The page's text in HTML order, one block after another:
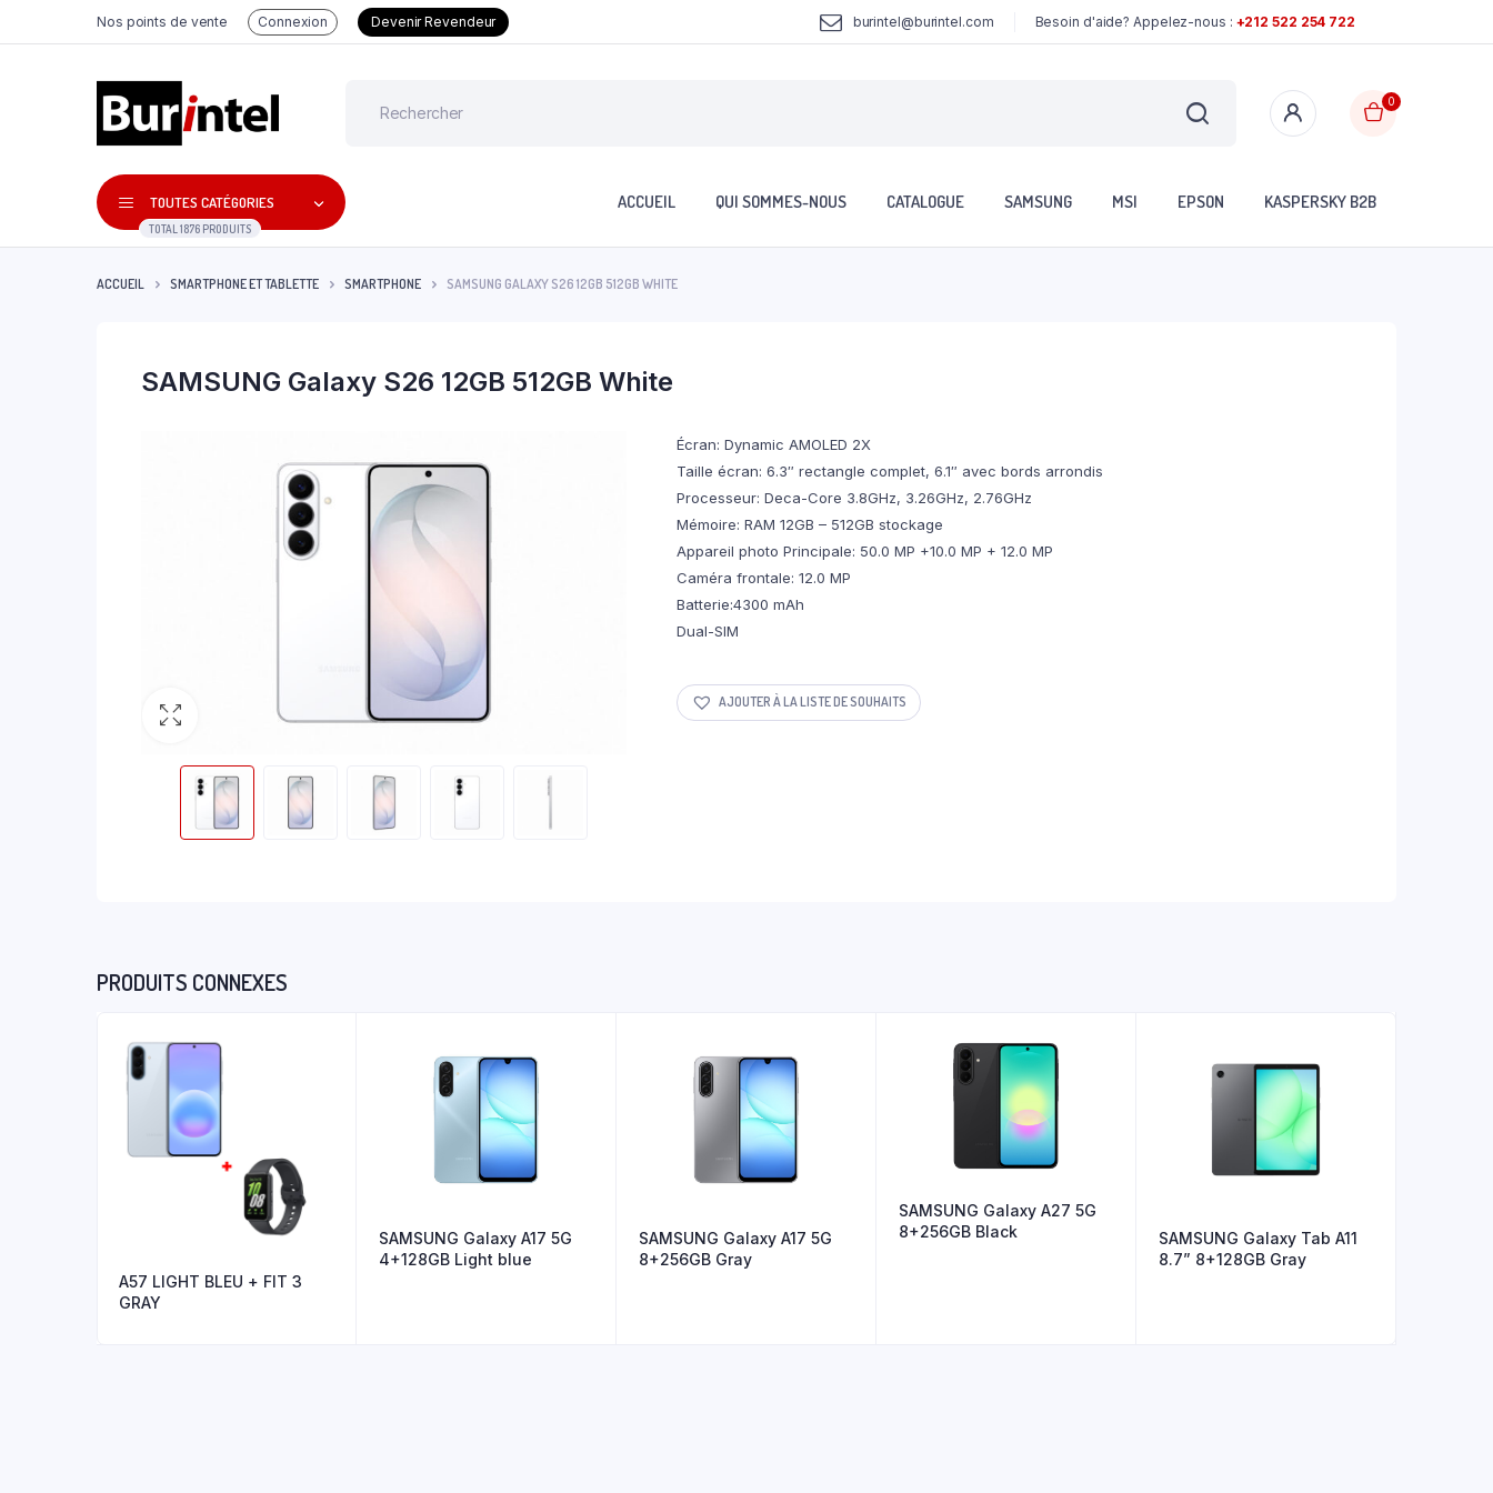
Nos points de vente Connexion Devenir Revendeur burintel@burintel.com Besoin d'aide? Appelez-nous : +212 522 254 722
0
TOUTES CATÉGORIES
TOTAL 1876 PRODUITS
ACCUEIL QUI SOMMES-NOUS CATALOGUE SAMSUNG MSI EPSON KASPERSKY B2B
ACCUEIL SMARTPHONE ET TABLETTE SMARTPHONE SAMSUNG GALAXY S26 12GB 512GB WHITE
SAMSUNG Galaxy S26 12GB 512GB White
Écran: Dynamic AMOLED 2X
Taille écran: 6.3″ rectangle complet, 6.1″ avec bords arrondis
Processeur: Deca-Core 3.8GHz, 3.26GHz, 2.76GHz
Mémoire: RAM 12GB – 512GB stockage
Appareil photo Principale: 50.0 MP +10.0 MP + 12.0 MP
Caméra frontale: 12.0 MP
Batterie:4300 mAh
Dual-SIM
AJOUTER À LA LISTE DE SOUHAITS
PRODUITS CONNEXES
A57 LIGHT BLEU + FIT 3
GRAY
SAMSUNG Galaxy A17 5G
4+128GB Light blue
SAMSUNG Galaxy A17 5G
8+256GB Gray
SAMSUNG Galaxy A27 5G
8+256GB Black
SAMSUNG Galaxy Tab A11
8.7” 8+128GB Gray